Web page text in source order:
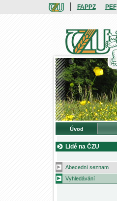
FAPPZ PEF
Úvod
Lidé na ČZU
Abecední seznam
Vyhledávání